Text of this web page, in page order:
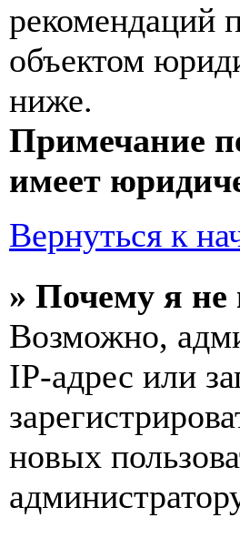
рекомендаций
объектом
ниже.
Примечание
имеет
Вернуться к
» Почему я не
Возможно,
IP-адрес или
новых